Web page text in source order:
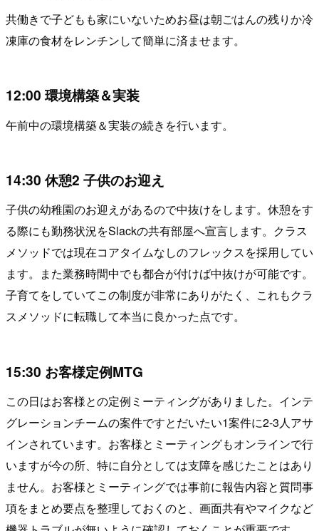
共働きで子どもも家にいないためお昼は朝ごはんの残りか冷
凍庫の食材をレンチンして簡単に済ませます。
12:00 環境構築＆実装
午前中の環境構築＆実装の続きを行います。
14:30 休憩2 子供のお迎え
子供の幼稚園のお迎えがあるので中抜けをします。休憩をす
る際にも勤務状況をSlackの共有部屋へ宣言します。クラス
メソッドでは現在コアタイムなしのフレックスを採用してい
ます。また業務時間中でも都合が付けば中抜けが可能です。
子育てをしていてこの制度が非常にありがたく、これもクラ
スメソッドに転職して本当に良かった点です。
15:30 お客様定例MTG
この日はお客様との定例ミーティングがありました。インテ
グレーションチームの案件ですとだいたい1案件に2-3人アサ
インされています。お客様とミーティングもオンラインで行
いますが今の所、特に自分としては支障を感じたことはあり
ません。お客様とミーティングでは事前に報告内容と質問事
項をまとめ要点を整理しておくのと、画面共有やマイクなど